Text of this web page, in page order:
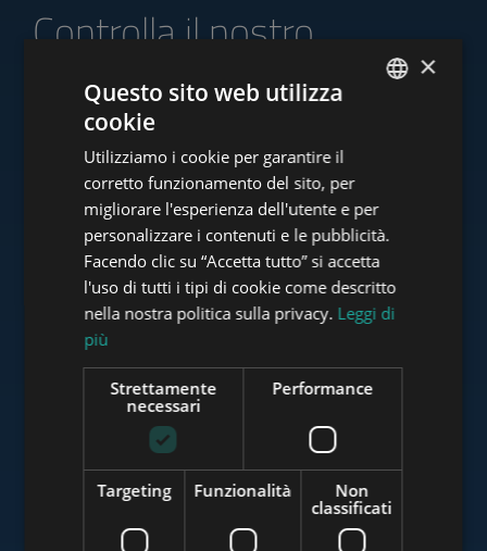
Controlla il nostro
portafoglio di offerte
www.tower-investments.com
www.towerassistance.com
www.towerconsulting.hu
FRENCH
ITALIAN
SPANISH
ARABIC
×
Questo sito web utilizza
cookie
Utilizziamo i cookie per garantire il
corretto funzionamento del sito, per
migliorare l'esperienza dell'utente e per
personalizzare i contenuti e le pubblicità.
Facendo clic su “Accetta tutto” si accetta
l'uso di tutti i tipi di cookie come descritto
nella nostra politica sulla privacy. Leggi di
più
Strettamente
necessari
Performance
Targeting Funzionalità
Non
classificati